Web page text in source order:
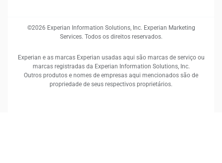
©2026 Experian Information Solutions, Inc. Experian Marketing
Services. Todos os direitos reservados.
Experian e as marcas Experian usadas aqui são marcas de serviço ou
marcas registradas da Experian Information Solutions, Inc.
Outros produtos e nomes de empresas aqui mencionados são de
propriedade de seus respectivos proprietários.